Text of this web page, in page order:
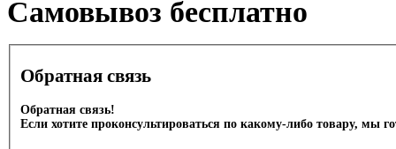
Cамовывоз бесплатно
Обратная связь
Обратная связь!
Если хотите проконсультироваться по какому-либо товару, мы